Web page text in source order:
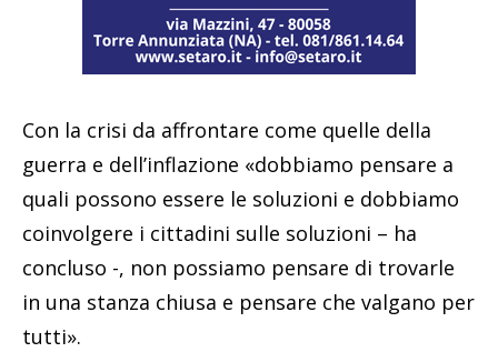
Con la crisi da affrontare come quelle della
guerra e dell’inflazione «dobbiamo pensare a
quali possono essere le soluzioni e dobbiamo
coinvolgere i cittadini sulle soluzioni – ha
concluso -, non possiamo pensare di trovarle
in una stanza chiusa e pensare che valgano per
tutti».